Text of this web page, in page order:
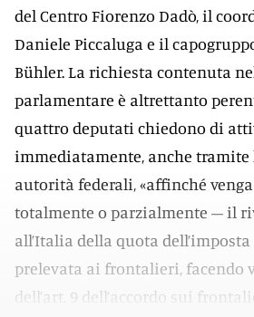
del Centro Fiorenzo Dadò, il
Daniele Piccaluga e il
Bühler. La richiesta contenuta
parlamentare è altrettanto
quattro deputati chiedono di
immediatamente, anche tramite
autorità federali, «affinché
totalmente o parzialmente – il
all’Italia della quota
prelevata ai frontalieri, facendo
dell’art. 9 dell’accordo sui